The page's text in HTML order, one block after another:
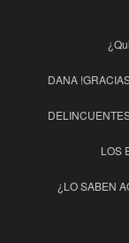
DANA
LOS
¿LO SABEN